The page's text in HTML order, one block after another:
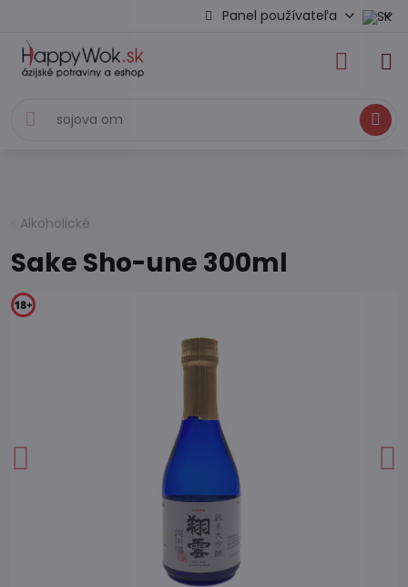
Panel používateľa
Hľadať
Alkoholické
Sake Sho-une 300ml